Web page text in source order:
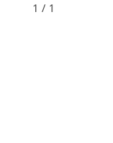
1 / 1